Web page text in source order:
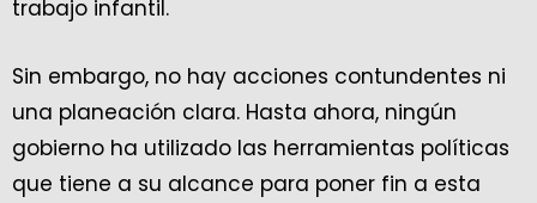
trabajo infantil.
Sin embargo, no hay acciones contundentes ni
una planeación clara. Hasta ahora, ningún
gobierno ha utilizado las herramientas políticas
que tiene a su alcance para poner fin a esta